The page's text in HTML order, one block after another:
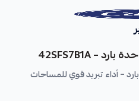
دولابي 54000 وحدة بارد – أداء تبريد قوي للمساحات